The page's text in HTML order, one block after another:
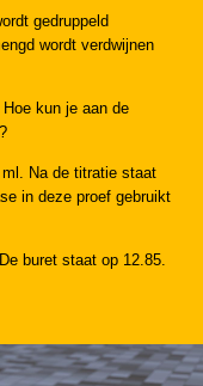
gedruppeld
wordt verdwijnen
kun je aan de
Na de titratie staat
in deze proef gebruikt
buret staat op 12.85.